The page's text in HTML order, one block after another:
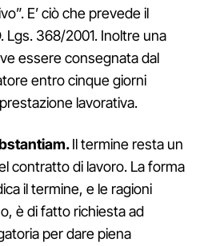
E’ ciò che prevede il
Lgs. 368/2001. Inoltre una
essere consegnata dal
entro cinque giorni
lavorativa.
Il termine resta un
contratto di lavoro. La forma
il termine, e le ragioni
è di fatto richiesta ad
per dare piena